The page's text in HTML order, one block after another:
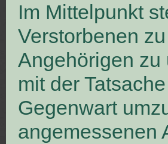
Im Mittelpunkt
Verstorbenen
Angehörigen zu
mit der
Gegenwart
angemessenen